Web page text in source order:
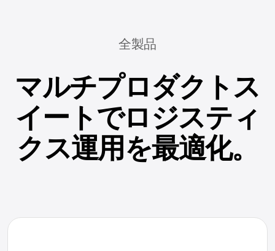
全製品
マルチプロダクトス
イートでロジスティ
クス運用を最適化。